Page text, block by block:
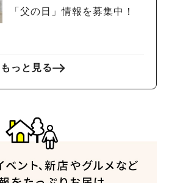
「父の日」情報を募集中！
もっと見る
人気のキーワード